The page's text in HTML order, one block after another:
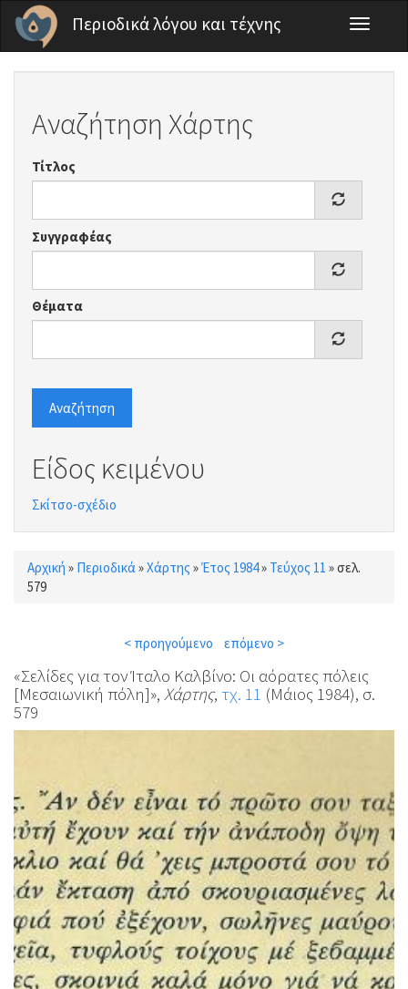
Παράκαμψη προς το κυρίως περιεχόμενο
Περιοδικά λόγου και τέχνης
Toggle
Αναζήτηση Χάρτης
Τίτλος
Συγγραφέας
Θέματα
Αναζήτηση
Είδος κειμένου
Σκίτσο-σχέδιο
Είστε εδώ
Αρχική » Περιοδικά »Χάρτης »Έτος 1984» Τεύχος 11 »σελ.
579
< προηγούμενο επόμενο >
«Σελίδες για τον Ίταλο Καλβίνο: Οι αόρατες πόλεις
[Μεσαιωνική πόλη]», Χάρτης, τχ. 11 (Μάιος 1984), σ.
579